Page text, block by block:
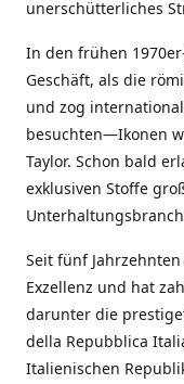
unerschütterliches
In den frühen
Geschäft, als die
und zog
besuchten—Ikonen
Taylor. Schon bald
exklusiven Stoffe
Seit fünf
Exzellenz und hat
darunter die
della Repubblica
Italienischen